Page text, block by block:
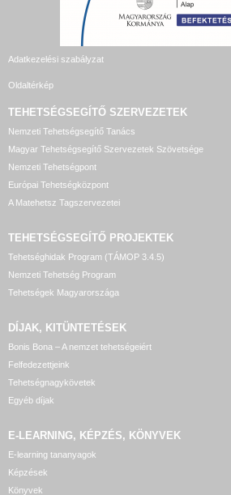
Adatkezelési szabályzat
Oldaltérkép
TEHETSÉGSEGÍTŐ SZERVEZETEK
Nemzeti Tehetségsegítő Tanács
Magyar Tehetségsegítő Szervezetek Szövetsége
Nemzeti Tehetségpont
Európai Tehetségközpont
A Matehetsz Tagszervezetei
TEHETSÉGSEGÍTŐ PROJEKTEK
Tehetséghidak Program (TÁMOP 3.4.5)
Nemzeti Tehetség Program
Tehetségek Magyarországa
DÍJAK, KITÜNTETÉSEK
Bonis Bona – A nemzet tehetségeiért
Felfedezettjeink
Tehetségnagykövetek
Egyéb díjak
E-LEARNING, KÉPZÉS, KÖNYVEK
E-learning tananyagok
Képzések
Könyvek